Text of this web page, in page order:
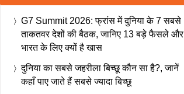
G7 Summit 2026: फ्रांस में दुनिया के 7 सबसे
ताकतवर देशों की बैठक, जानिए 13 बड़े फैसले और
भारत के लिए क्यों है खास
दुनिया का सबसे जहरीला बिच्छू कौन सा है?, जानें
कहाँ पाए जाते हैं सबसे ज्यादा बिच्छू